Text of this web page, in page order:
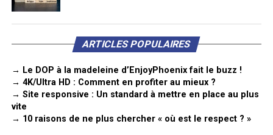
ARTICLES POPULAIRES
→ Le DOP à la madeleine d’EnjoyPhoenix fait le buzz !
→ 4K/Ultra HD : Comment en profiter au mieux ?
→ Site responsive : Un standard à mettre en place au plus
vite
→ 10 raisons de ne plus chercher « où est le respect ? »